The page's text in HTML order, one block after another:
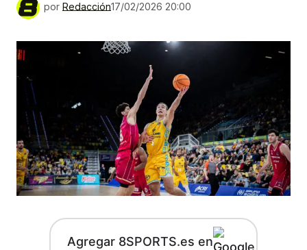
por Redacción17/02/2026 20:00
Agregar 8SPORTS.es en